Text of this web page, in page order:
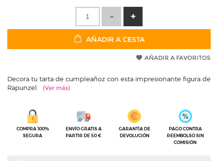
AÑADIR A CESTA
AÑADIR A FAVORITOS
Decora tu tarta de cumpleañoz con esta impresionante figura de
Rapunzel.
COMPRA 100%
SEGURA
ENVÍO GRATIS A
PARTIR DE 50 €
GARANTÍA DE
DEVOLUCIÓN
PAGO CONTRA
REEMBOLSO SIN
COMISIÓN